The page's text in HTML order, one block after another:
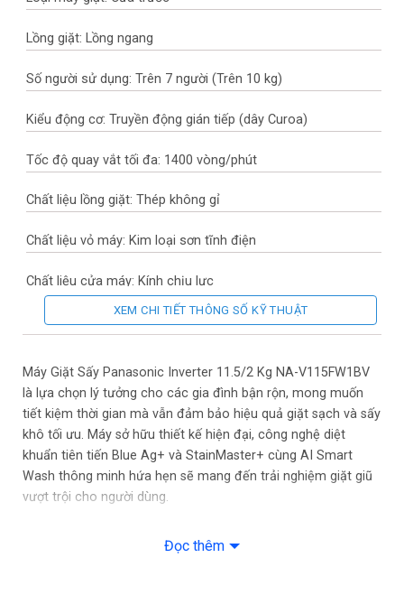
Lồng giặt: Lồng ngang
Số người sử dụng: Trên 7 người (Trên 10 kg)
Kiểu động cơ: Truyền động gián tiếp (dây Curoa)
Tốc độ quay vắt tối đa: 1400 vòng/phút
Chất liệu lồng giặt: Thép không gỉ
Chất liệu vỏ máy: Kim loại sơn tĩnh điện
Chất liệu cửa máy: Kính chịu lực
Sản xuất tại: Việt Nam
Năm ra mắt: 2024
Thời gian bảo hành động cơ: 12 năm
Mức tiêu thụ điện năng
Loại Inverter: Công nghệ 3Di Inverter
XEM CHI TIẾT THÔNG SỐ KỸ THUẬT
Máy Giặt Sấy Panasonic Inverter 11.5/2 Kg NA-V115FW1BV
là lựa chọn lý tưởng cho các gia đình bận rộn, mong muốn
tiết kiệm thời gian mà vẫn đảm bảo hiệu quả giặt sạch và sấy
khô tối ưu. Máy sở hữu thiết kế hiện đại, công nghệ diệt
khuẩn tiên tiến Blue Ag+ và StainMaster+ cùng AI Smart
Wash thông minh hứa hẹn sẽ mang đến trải nghiệm giặt giũ
vượt trội cho người dùng.
V115FW1BV – Giải pháp giặt giũ thông minh cho
Đọc thêm